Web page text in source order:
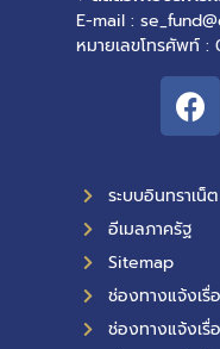
E-mail :
หมายเลขโทรศัพท์ :
ระบบอินทราเน็ต
อีเมลภาครัฐ
Sitemap
ช่องทางแจ้งเรื่
ช่องทางแจ้งเรื่